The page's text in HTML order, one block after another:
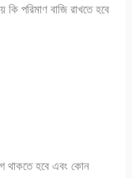
পরিমাণ বাজি রাখতে হবে
থাকতে হবে এবং কোন